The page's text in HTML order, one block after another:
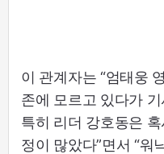
이 관계자는 “엄태웅
존에 모르고 있다가
특히 리더 강호동은
정이 많았다”면서 “워